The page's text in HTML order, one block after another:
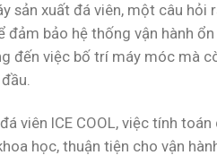
sản xuất đá viên, một câu
đảm bảo hệ thống vận hành
đến việc bố trí máy móc mà
viên ICE COOL, việc tính
học, thuận tiện cho vận